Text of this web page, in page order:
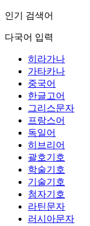
인기 검색어
다국어 입력
히라가나
가타카나
중국어
한글고어
그리스문자
프랑스어
독일어
히브리어
괄호기호
학술기호
기술기호
첨자기호
라틴문자
러시아문자